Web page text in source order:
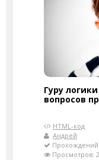
Гуру
вопросов
HTML-код
Андрей
Просмотров: